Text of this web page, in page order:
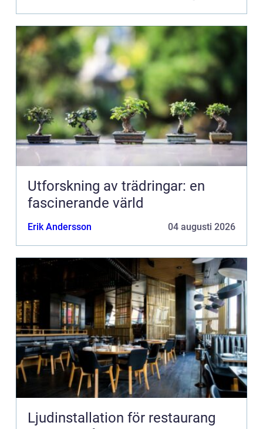
Utforskning av trädringar: en
fascinerande värld
Erik Andersson 04 augusti 2026
Ljudinstallation för restaurang